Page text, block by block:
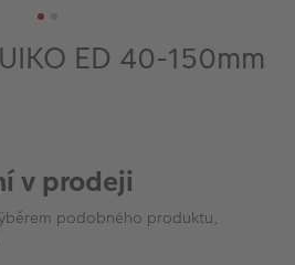
ED 40-150mm
v prodeji
podobného produktu,